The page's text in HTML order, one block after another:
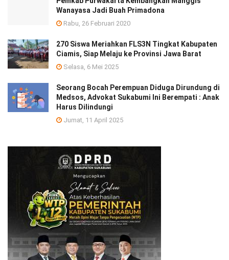
Wanayasa Jadi Buah Primadona
Rabu, 26 Februari 2020
270 Siswa Meriahkan FLS3N Tingkat Kabupaten
Ciamis, Siap Melaju ke Provinsi Jawa Barat
Selasa, 6 Mei 2025
Seorang Bocah Perempuan Diduga Dirundung di
Medsos, Advokat Sukabumi Ini Berempati : Anak
Harus Dilindungi
Jumat, 11 April 2025